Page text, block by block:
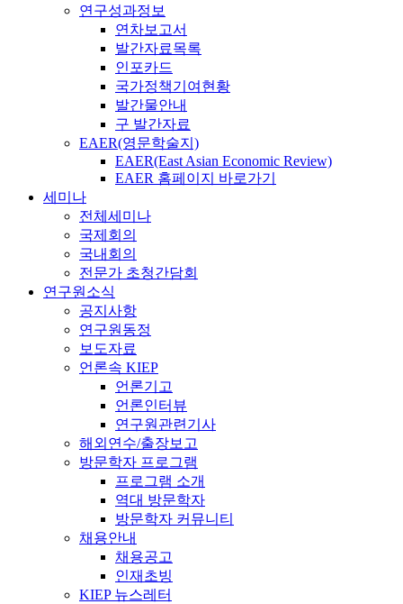
연구성과정보
연차보고서
발간자료목록
인포카드
국가정책기여현황
발간물안내
구 발간자료
EAER(영문학술지)
EAER(East Asian Economic Review)
EAER 홈페이지 바로가기
세미나
전체세미나
국제회의
국내회의
전문가 초청간담회
연구원소식
공지사항
연구원동정
보도자료
언론속 KIEP
언론기고
언론인터뷰
연구원관련기사
해외연수/출장보고
방문학자 프로그램
프로그램 소개
역대 방문학자
방문학자 커뮤니티
채용안내
채용공고
인재초빙
KIEP 뉴스레터